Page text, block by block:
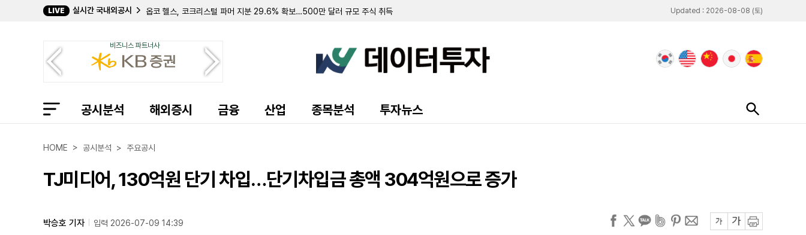
LIVE 실시간 국내외공시
옵코 헬스, 코크리스털 파머 지분 29.6% 확보…500만 달러 규모 주식 취득
캐로네이드 캐피탈, 칸나에 홀딩스 지분 7.8% 확보
크리에이티브 메디컬 테크놀로지, 2분기 순손실 151만 달러…워런트 행사로 446만 달러 조달
바이오스템 테크놀로지스, 357만 주 규모 주주 등록 및 매각 추진
길데 헬스케어, 숄더 이노베이션스 지분 10.7%로 축소…최근 6일간 16만여 주 장내 매도
에이트코 홀딩스, 2분기 순이익 1770만 달러 기록…가상자산 평가이익에 흑자 전환
퍼스트 노던 커뮤니티 뱅코프, 부실 대출 채권 457만 달러로 감소…대출 조건 조정액은 412만 달러
샤프링크, 2분기 순손실 3억 9427만 달러 기록…가상자산 평가손실 영향
머드릭 캐피탈, 버티컬 에어로스페이스 주식 및 전환사채 매각
Updated : 2026-08-08 (토)
비즈니스 파트너사
공시분석 해외증시 금융 산업 종목분석 투자뉴스
HOME > 공시분석 > 주요공시
TJ미디어, 130억원 단기 차입…단기차입금 총액 304억원으로 증가
박승호 기자 입력 2026-07-09 14:39